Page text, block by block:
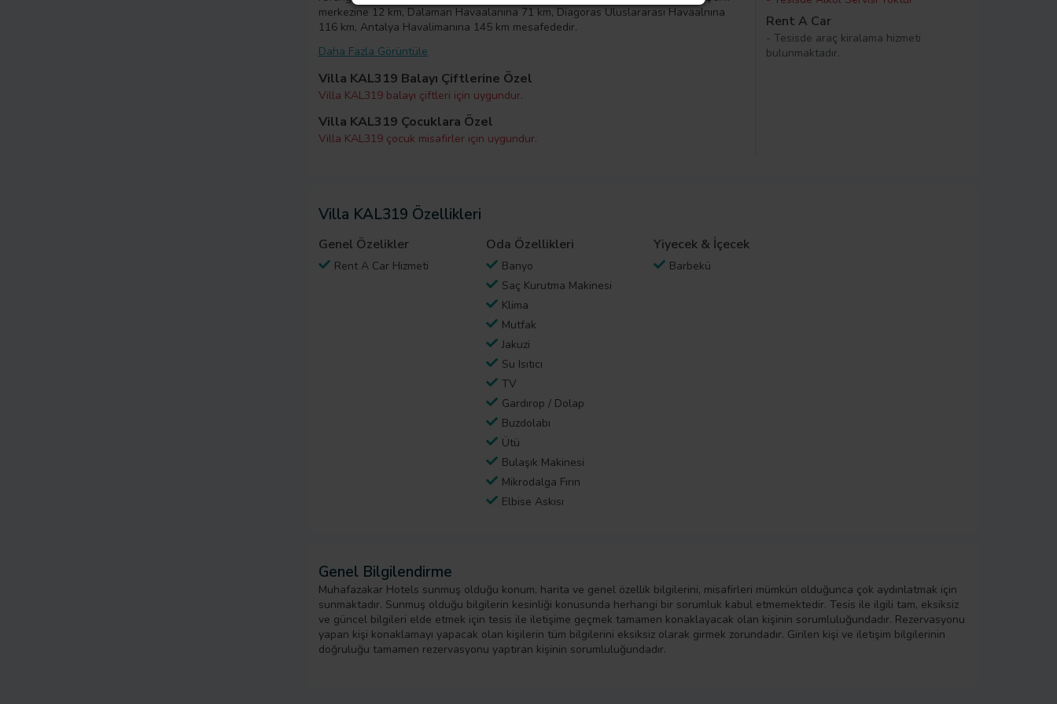
merkezine 12 km, Dalaman Havaalanına 71 km, Diagoras Uluslararası Havaalnına
116 km, Antalya Havalimanına 145 km mesafededir.
Daha Fazla Görüntüle
Villa KAL319 Balayı Çiftlerine Özel
Villa KAL319 balayı çiftleri için uygundur.
Villa KAL319 Çocuklara Özel
Villa KAL319 çocuk misafirler için uygundur.
Rent A Car
- Tesisde araç kiralama hizmeti
bulunmaktadır.
Villa KAL319 Özellikleri
Genel Özelikler
Rent A Car Hizmeti
Oda Özellikleri
Banyo
Saç Kurutma Makinesi
Klima
Mutfak
Jakuzi
Su Isıtıcı
TV
Gardırop / Dolap
Buzdolabı
Ütü
Bulaşık Makinesi
Mikrodalga Fırın
Elbise Askısı
Yiyecek & İçecek
Barbekü
Genel Bilgilendirme
Muhafazakar Hotels sunmuş olduğu konum, harita ve genel özellik bilgilerini, misafirleri mümkün olduğunca çok aydınlatmak için
sunmaktadır. Sunmuş olduğu bilgilerin kesinliği konusunda herhangi bir sorumluk kabul etmemektedir. Tesis ile ilgili tam, eksiksiz
ve güncel bilgileri elde etmek için tesis ile iletişime geçmek tamamen konaklayacak olan kişinin sorumluluğundadır. Rezervasyonu
yapan kişi konaklamayı yapacak olan kişilerin tüm bilgilerini eksiksiz olarak girmek zorundadır. Girilen kişi ve iletişim bilgilerinin
doğruluğu tamamen rezervasyonu yaptıran kişinin sorumluluğundadır.